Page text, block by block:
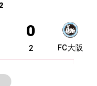
0
2 FC大阪